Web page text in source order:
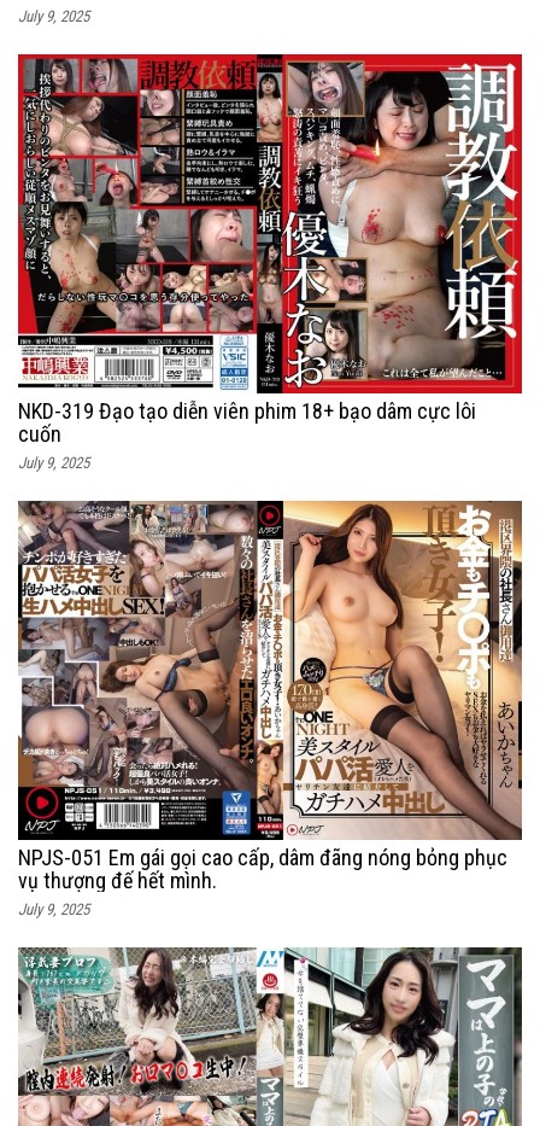
July 9, 2025
NKD-319 Đạo tạo diễn viên phim 18+ bạo dâm cực lôi
cuốn
July 9, 2025
NPJS-051 Em gái gọi cao cấp, dâm đãng nóng bỏng phục
vụ thượng đế hết mình.
July 9, 2025